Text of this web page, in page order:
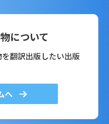
について
翻訳出版したい出版
へ